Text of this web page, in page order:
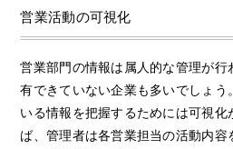
営業活動の可視化
営業部門の情報は属人的な管理が
有できていない企業も多いでしょう
いる情報を把握するためには可視化
ば、管理者は各営業担当の活動内容